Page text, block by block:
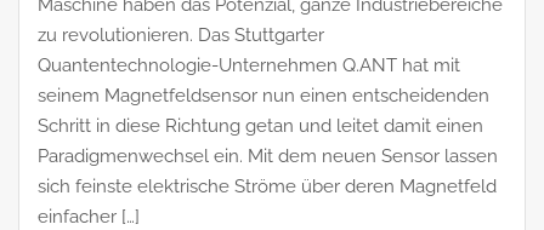
Maschine haben das Potenzial, ganze Industriebereiche
zu revolutionieren. Das Stuttgarter
Quantentechnologie-Unternehmen Q.ANT hat mit
seinem Magnetfeldsensor nun einen entscheidenden
Schritt in diese Richtung getan und leitet damit einen
Paradigmenwechsel ein. Mit dem neuen Sensor lassen
sich feinste elektrische Ströme über deren Magnetfeld
einfacher […]